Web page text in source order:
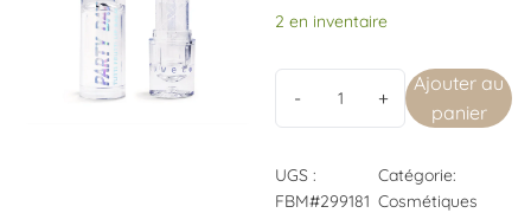
2 en inventaire
Ajouter au
panier
UGS :
FBM#299181
Catégorie:
Cosmétiques